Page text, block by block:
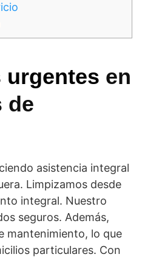
urgentes en
de
asistencia integral
Limpizamos desde
integral. Nuestro
seguros. Además,
mantenimiento, lo que
particulares. Con